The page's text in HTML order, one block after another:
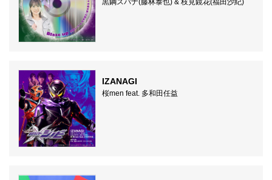
黒鋼スパナ(藤林泰也) & 枝見鏡花(福田沙紀)
IZANAGI
桜men feat. 多和田任益